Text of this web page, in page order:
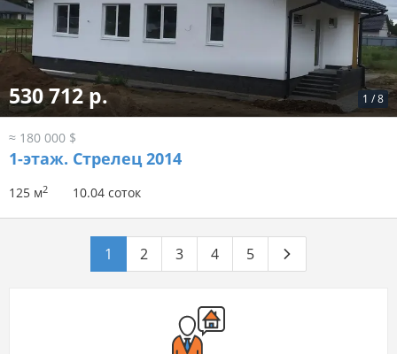
1 /8
530 712 р.
≈ 180 000 $
1-этаж. Стрелец 2014
125 м2 10.04 соток
1 2 3 4 5